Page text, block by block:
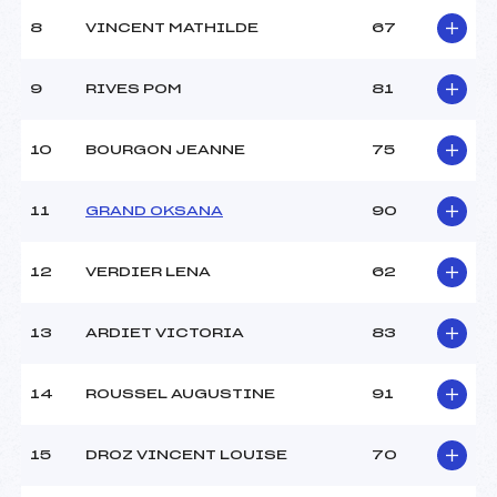
8 VINCENT MATHILDE 67
9 RIVES POM 81
10 BOURGON JEANNE 75
11 GRAND OKSANA 90
12 VERDIER LENA 62
13 ARDIET VICTORIA 83
14 ROUSSEL AUGUSTINE 91
15 DROZ VINCENT LOUISE 70